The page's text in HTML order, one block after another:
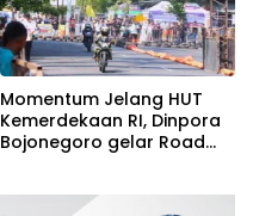
Momentum Jelang HUT
Kemerdekaan RI, Dinpora
Bojonegoro gelar Road